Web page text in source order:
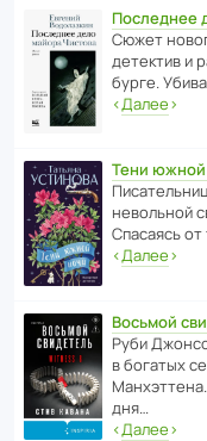
Последнее
Сюжет
дете­ктив и
бурге.
‹Далее›
Тени южной
невольной
Спасаясь
‹Далее›
Восьмой
Руби
в богатых
дня…
‹Далее›